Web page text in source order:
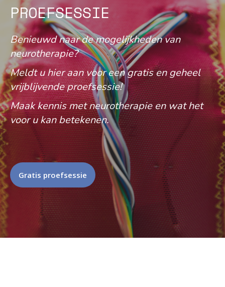
PROEFSESSIE
Benieuwd naar de mogelijkheden van
neurotherapie?
Meldt u hier aan voor een gratis en geheel
vrijblijvende proefsessie!
Maak kennis met neurotherapie en wat het
voor u kan betekenen.
Gratis proefsessie